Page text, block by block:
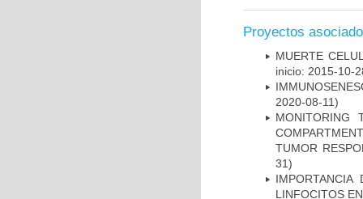
Proyectos
MUERTE
inicio: 2015-10-
2020-08-11)
MONITORING
TUMOR
31)
LINFOCITOS